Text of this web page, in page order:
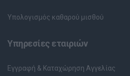
Υπολογισμός καθαρού μισθού
Υπηρεσίες εταιριών
Εγγραφή & Καταχώρηση Αγγελίας